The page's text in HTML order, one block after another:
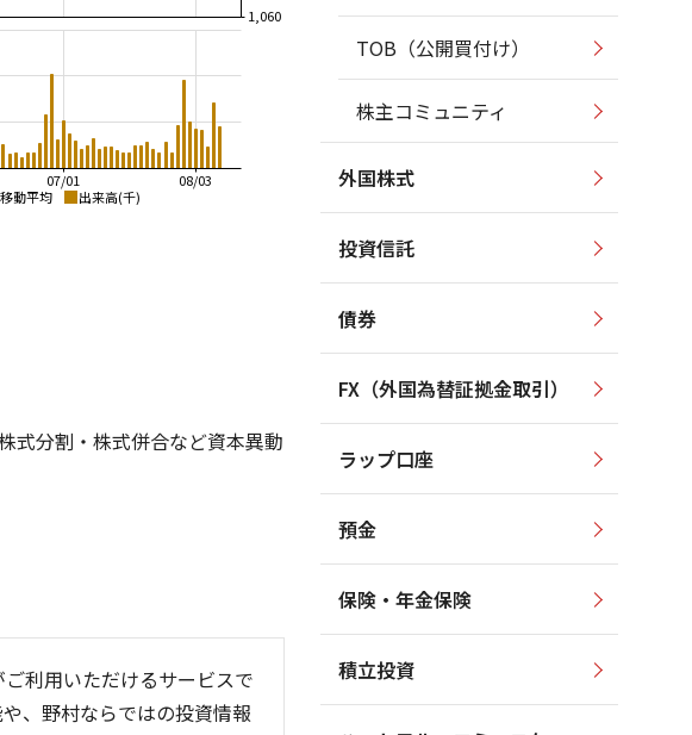
動平均 出来高(千)
08/03
07/01
1,060
動平均 出来高(千)
移動平均 出来高(千)
式分割・株式併合など資本異動
利用いただけるサービスで
、野村ならではの投資情報
TOB（公開買付け）
株主コミュニティ
外国株式
投資信託
債券
FX（外国為替証拠金取引）
ラップ口座
預金
保険・年金保険
積立投資